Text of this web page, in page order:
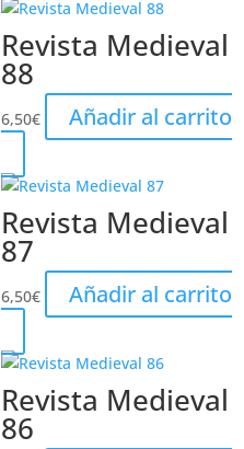
Revista Medieval
88
6,50€ Añadir al carrito
Revista Medieval
87
6,50€ Añadir al carrito
Revista Medieval
86